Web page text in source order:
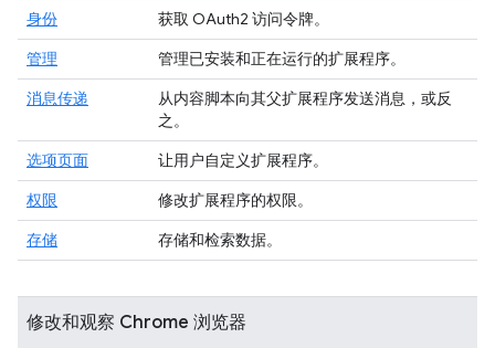
身份
获取 OAuth2 访问令牌。
管理
管理已安装和正在运行的扩展程序。
消息传递
从内容脚本向其父扩展程序发送消息，或反
之。
选项页面
让用户自定义扩展程序。
权限
修改扩展程序的权限。
存储
存储和检索数据。
修改和观察 Chrome 浏览器